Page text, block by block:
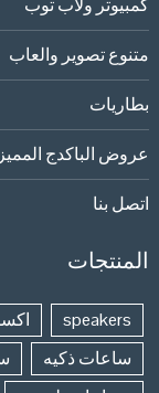
كمبيوتر ولاب توب
متنوع تصوير والعاب
بطاريات
عروض الباكدج
اتصل بنا
المنتجات
speakers
ساعات ذكيه